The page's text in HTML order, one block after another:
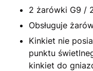
2 żarówki G9 /
Obsługuje
Kinkiet nie
punktu
kinkiet do